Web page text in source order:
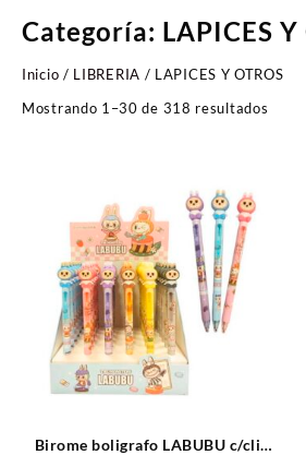
Categoría: LAPICES Y
Inicio / LIBRERIA / LAPICES Y OTROS
Mostrando 1–30 de 318 resultados
Birome boligrafo LABUBU c/clip